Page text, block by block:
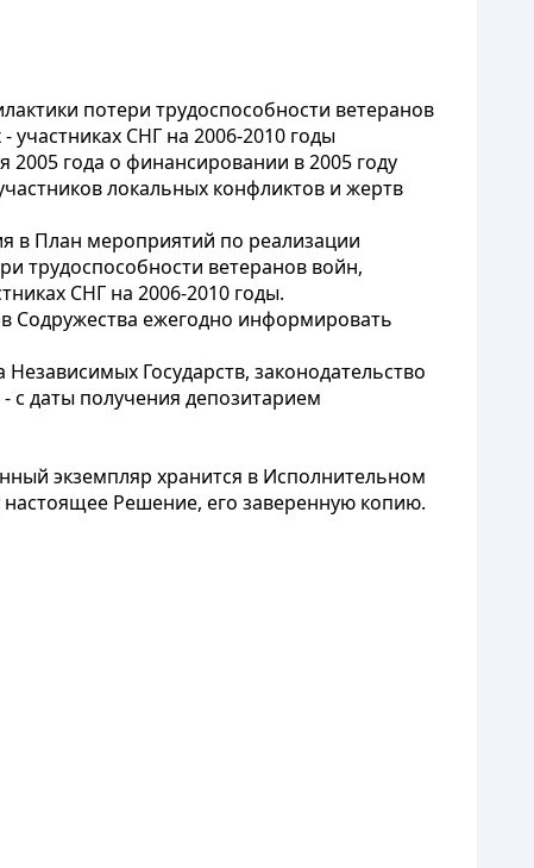
потери трудоспособности ветеранов
участниках СНГ на 2006-2010 годы
2005 года о финансировании в 2005 году
локальных конфликтов и жертв
в План мероприятий по реализации
трудоспособности ветеранов войн,
СНГ на 2006-2010 годы.
Содружества ежегодно информировать
Государств, законодательство
с даты получения депозитарием
экземпляр хранится в Исполнительном
настоящее Решение, его заверенную копию.